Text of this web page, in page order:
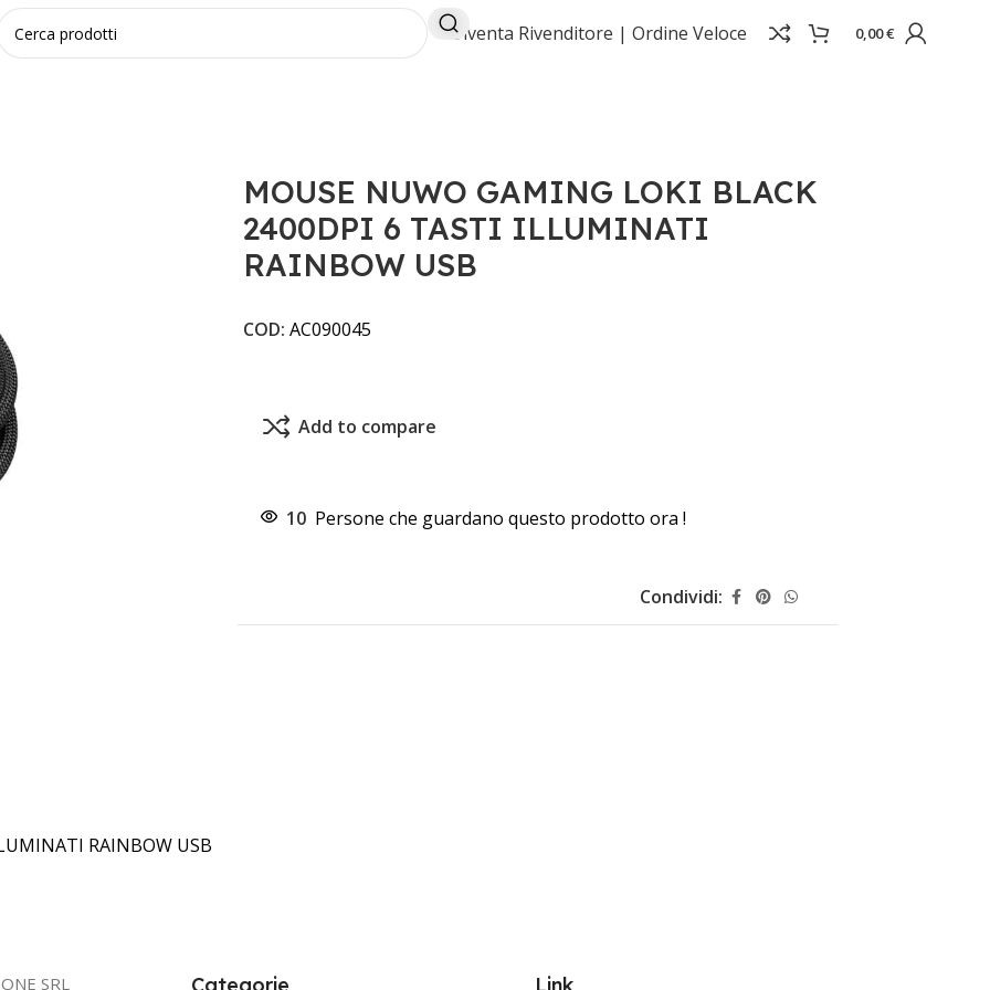
Diventa Rivenditore | Ordine Veloce 0,00€
2400DPI 6 TASTI ILLUMINATI RAINBOW USB
MOUSE NUWO GAMING LOKI BLACK
2400DPI 6 TASTI ILLUMINATI
RAINBOW USB
COD: AC090045
Add to compare
10 Persone che guardano questo prodotto ora !
Condividi:
RAINBOW USB
SRL Categorie Link